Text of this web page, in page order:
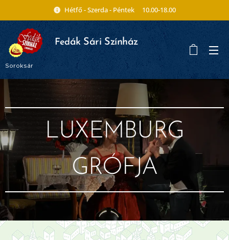
Hétfő - Szerda - Péntek 10.00-18.00
Fedák Sári Színház
Soroksár
LUXEMBURG
GRÓFJA